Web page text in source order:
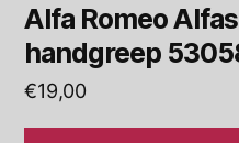
Alfa Romeo
handgreep
€19,00